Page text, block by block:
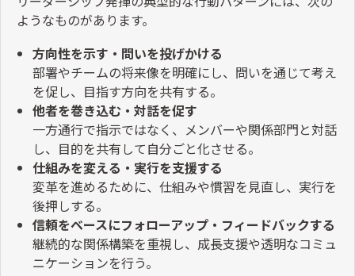
ようなものがあります。
方向性を示す・問いを投げかける
部署やチームの将来像を明確にし、問いを通じて考え
を促し、目指す方向を共有する。
他者を巻き込む・対話を促す
一方通行で指示ではなく、メンバーや関係部門と対話
し、目的を共有して自分ごと化させる。
仕組みを変える・実行を支援する
変革を進めるために、仕組みや慣習を見直し、実行を
後押しする。
信頼をベースにフォローアップ・フィードバックする
継続的な関係構築を重視し、成長支援や透明なコミュ
ニケーションを行う。